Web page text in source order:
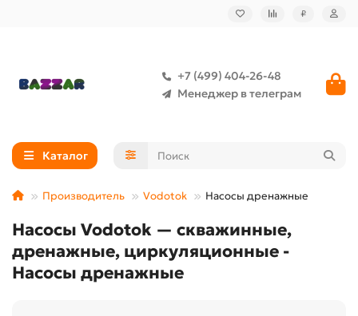
₽
+7 (499) 404-26-48
Менеджер в телеграм
Каталог
Производитель Vodotok Насосы дренажные
Насосы Vodotok — скважинные,
дренажные, циркуляционные -
Насосы дренажные